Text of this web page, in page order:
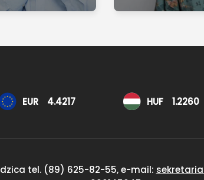
EUR 4.4217 HUF 1.2260
tel. (89) 625-82-55, e-mail: